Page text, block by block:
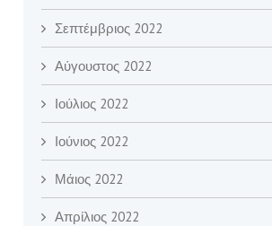
Σεπτέμβριος 2022
Αύγουστος 2022
Ιούλιος 2022
Ιούνιος 2022
Μάιος 2022
Απρίλιος 2022